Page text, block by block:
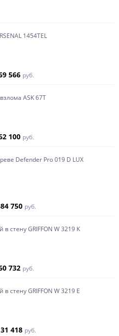
1454ТEL
566 руб.
ASK 67T
100 руб.
Defender Pro 019 D LUX
750 руб.
стену GRIFFON W 3219 K
732 руб.
стену GRIFFON W 3219 E
418 руб.